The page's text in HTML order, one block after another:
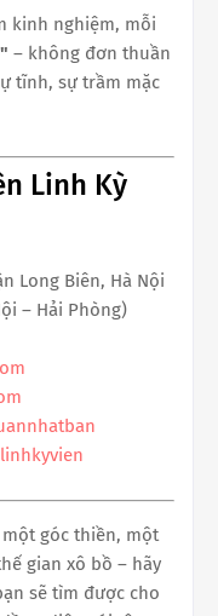
kinh nghiệm, mỗi
– không đơn thuần
tĩnh, sự trầm mặc
Linh Kỳ
Long Biên, Hà Nội
– Hải Phòng)
góc thiền, một
gian xô bồ – hãy
sẽ tìm được cho